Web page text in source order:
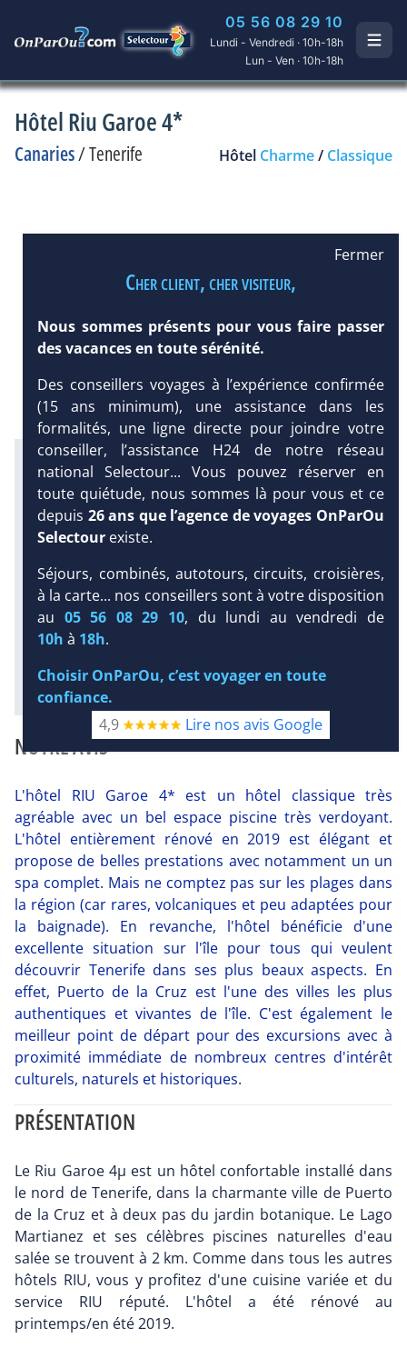
05 56 08 29 10
Lundi - Vendredi · 10h-18h
Lun - Ven · 10h-18h
Hôtel Riu Garoe 4*
Canaries/Tenerife Hôtel Charme/ Classique
DEMANDE
D’INFORMATIONS
Infos météo :
27 °C
1 mm
22 °C
Infos plages :
Dist.Distance:
2 km
Long.Longueur:
180
Tx:38 % Tx :18 %
Infos golfs :
dont le plus proche à 20 km de
l'hôtel
Diaporama
NOTRE AVIS
L'hôtel RIU Garoe 4* est un hôtel classique très
agréable avec un bel espace piscine très verdoyant.
L'hôtel entièrement rénové en 2019 est élégant et
propose de belles prestations avec notamment un un
spa complet. Mais ne comptez pas sur les plages dans
la région (car rares, volcaniques et peu adaptées pour
la baignade). En revanche, l'hôtel bénéficie d'une
excellente situation sur l'île pour tous qui veulent
découvrir Tenerife dans ses plus beaux aspects. En
effet, Puerto de la Cruz est l'une des villes les plus
authentiques et vivantes de l'île. C'est également le
meilleur point de départ pour des excursions avec à
proximité immédiate de nombreux centres d'intérêt
culturels, naturels et historiques.
PRÉSENTATION
Le Riu Garoe 4µ est un hôtel confortable installé dans
le nord de Tenerife, dans la charmante ville de Puerto
de la Cruz et à deux pas du jardin botanique. Le Lago
Martianez et ses célèbres piscines naturelles d'eau
salée se trouvent à 2 km. Comme dans tous les autres
hôtels RIU, vous y profitez d'une cuisine variée et du
service RIU réputé. L'hôtel a été rénové au
printemps/en été 2019.
Fermer
Cher client, cher visiteur,
Nous sommes présents pour vous faire passer
des vacances en toute sérénité.
Des conseillers voyages à l’expérience confirmée
(15 ans minimum), une assistance dans les
formalités, une ligne directe pour joindre votre
conseiller, l’assistance H24 de notre réseau
national Selectour... Vous pouvez réserver en
toute quiétude, nous sommes là pour vous et ce
depuis 26 ans que l’agence de voyages OnParOu
Selectour existe.
Séjours, combinés, autotours, circuits, croisières,
à la carte... nos conseillers sont à votre disposition
au 05 56 08 29 10, du lundi au vendredi de
10h à 18h.
Choisir OnParOu, c’est voyager en toute
confiance.
4,9
Lire nos avis Google